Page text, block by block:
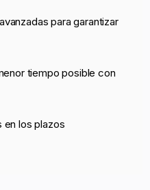
para garantizar
tiempo posible con
en los plazos